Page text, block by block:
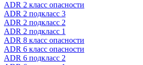
ADR 2 класс опасности
ADR 2 подкласс 3
ADR 2 подкласс 2
ADR 2 подкласс 1
ADR 8 класс опасности
ADR 6 класс опасности
ADR 6 подкласс 2